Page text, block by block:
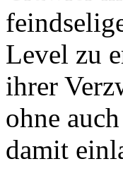
Level zu
ihrer
ohne
damit